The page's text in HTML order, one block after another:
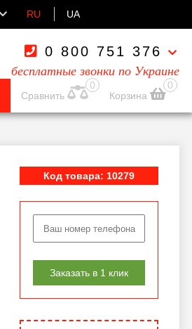
RU UA
0 800 751 376
бесплатные звонки по Украине
0
Сравнить
0
Корзина
Код товара: 10279
Заказать в 1 клик